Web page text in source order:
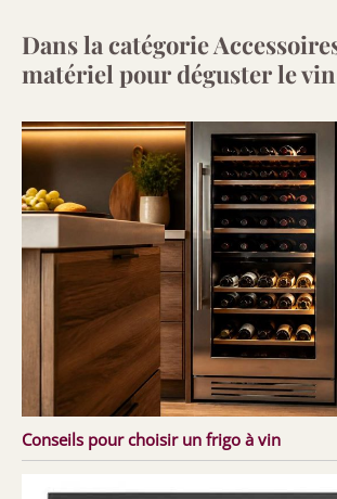
Dans la catégorie
matériel pour déguster le vin
Conseils pour choisir un frigo à vin